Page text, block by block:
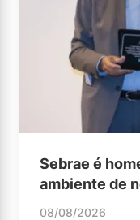
Sebrae é
ambiente de
08/08/2026